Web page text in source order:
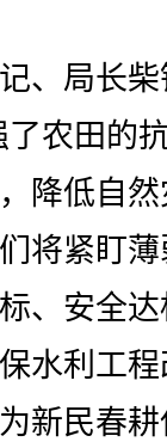
局长柴
了农田的
降低自
将紧盯
、安全
水利工
新民春